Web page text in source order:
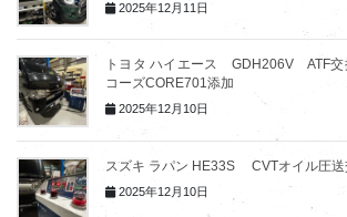
2025年12月11日
トヨタ ハイエース GDH206V ATF交
コーズCORE701添加
2025年12月10日
スズキ ラパン HE33S CVTオイル圧送
2025年12月10日